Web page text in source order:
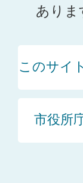
ありま
このサイ
市役所